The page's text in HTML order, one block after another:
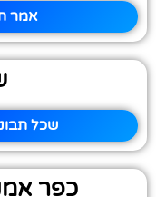
אמר
שכל
כפר